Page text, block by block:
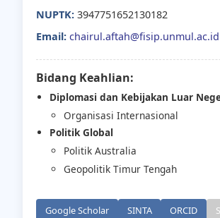
NUPTK: 3947751652130182
Email: chairul.aftah@fisip.unmul.ac.id
Bidang Keahlian:
Diplomasi dan Kebijakan Luar
Organisasi Internasional
Politik Global
Politik Australia
Geopolitik Timur Tengah
Google Scholar SINTA ORCID